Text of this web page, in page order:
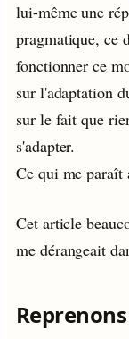
lui-même une
pragmatique, ce
fonctionner ce
sur l'adaptation
sur le fait que
s'adapter.
Ce qui me paraît
Cet article
me dérangeait